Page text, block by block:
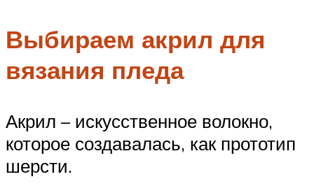
Выбираем акрил для
вязания пледа
Акрил – искусственное волокно,
которое создавалась, как прототип
шерсти.